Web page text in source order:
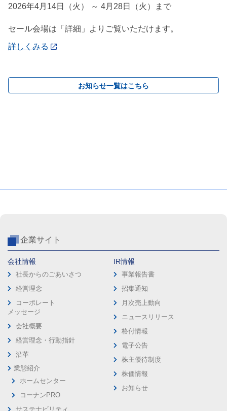
2026年4月14日（火） ～ 4月28日（火）まで
セール会場は「詳細」よりご覧いただけます。
詳しくみる
お知らせ一覧はこちら
企業サイト
会社情報
社長からのごあいさつ
経営理念
コーポレート
メッセージ
会社概要
経営理念・行動指針
沿革
業態紹介
ホームセンター
コーナンPRO
サステナビリティ
IR情報
事業報告書
招集通知
月次売上動向
ニュースリリース
格付情報
電子公告
株主優待制度
株価情報
お知らせ